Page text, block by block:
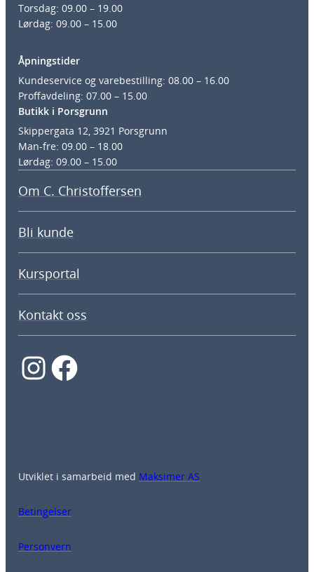
Torsdag: 09.00 – 19.00
Lørdag: 09.00 – 15.00
Åpningstider
Kundeservice og varebestilling: 08.00 – 16.00
Proffavdeling: 07.00 – 15.00
Butikk i Porsgrunn
Skippergata 12, 3921 Porsgrunn
Man-fre: 09.00 – 18.00
Lørdag: 09.00 – 15.00
Om C. Christoffersen
Bli kunde
Kursportal
Kontakt oss
InstagramFacebook
Utviklet i samarbeid med Maksimer AS
Betingelser
Personvern